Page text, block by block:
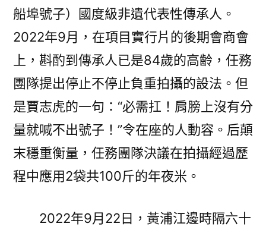
船埠號子）國度級非遺代表性傳承人。
2022年9月，在項目實行片的後期會商會
上，斟酌到傳承人已是84歲的高齡，任務
團隊提出停止不停止負重拍攝的設法。但
是賈志虎的一句：“必需扛！肩膀上沒有分
量就喊不出號子！”令在座的人動容。后顛
末穩重衡量，任務團隊決議在拍攝經過歷
程中應用2袋共100斤的年夜米。
2022年9月22日，黃浦江邊時隔六十